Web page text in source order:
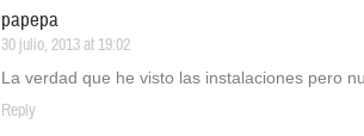
papepa
30 julio, 2013 at 19:02
La verdad que he visto las instalaciones pero
Reply